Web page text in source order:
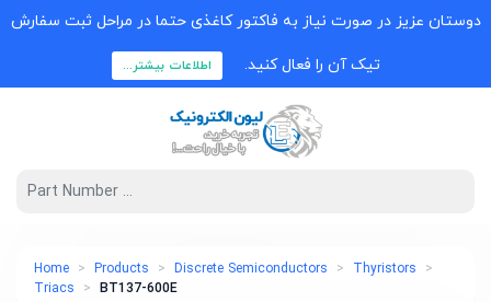
دوستان عزیز در صورت نیاز به فاکتور کاغذی حتما در مراحل ثبت سفارش
تیک آن را فعال کنید. اطلاعات بیشتر...
Home Products Discrete Semiconductors
Thyristors
Triacs
BT137-600E